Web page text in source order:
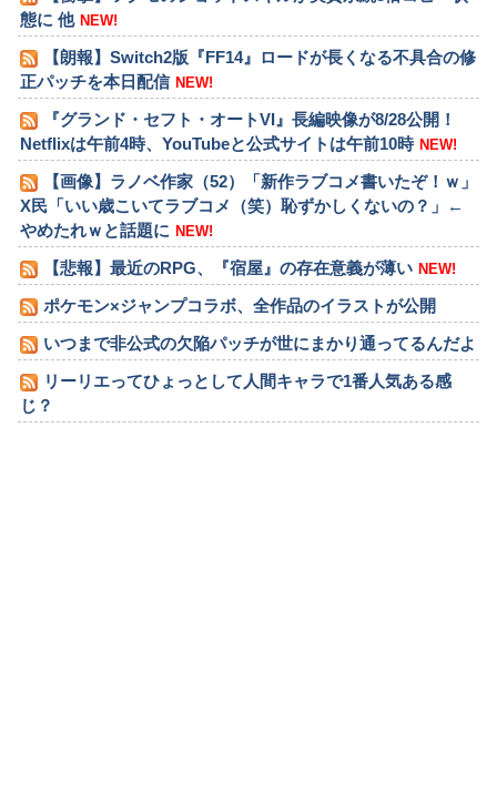
態に 他 NEW!
【朗報】Switch2版『FF14』ロードが長くなる不具合の修
正パッチを本日配信 NEW!
『グランド・セフト・オートVI』長編映像が8/28公開！
Netflixは午前4時、YouTubeと公式サイトは午前10時 NEW!
【画像】ラノベ作家（52）「新作ラブコメ書いたぞ！ｗ」
X民「いい歳こいてラブコメ（笑）恥ずかしくないの？」←
やめたれｗと話題に NEW!
【悲報】最近のRPG、『宿屋』の存在意義が薄い NEW!
ポケモン×ジャンプコラボ、全作品のイラストが公開
いつまで非公式の欠陥パッチが世にまかり通ってるんだよ
リーリエってひょっとして人間キャラで1番人気ある感
じ？